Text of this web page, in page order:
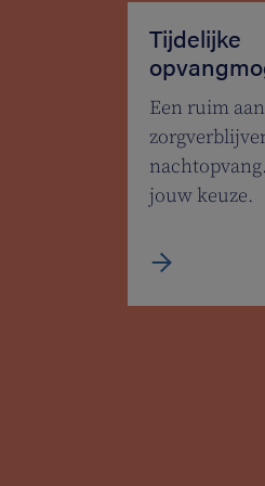
Tijdelijke
Een ruim
jouw keuze.